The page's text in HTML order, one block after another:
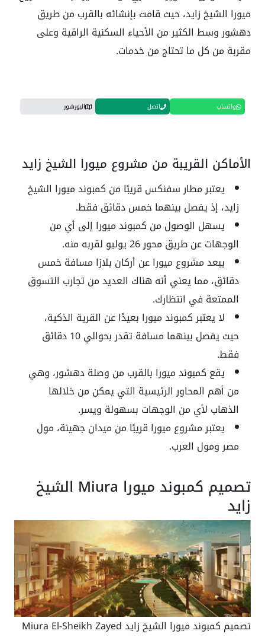
ميورا الشيخ زايد، حيث قامت بإنشائه بالقرب من طريق
دهشور وسط الكثير من الأحياء السكنية الراقية وعلى
مقربة من كل ما تحتاج من خدمات.
واتساب اتصل البورشور
الأماكن القريبة من مشروع ميورا الشيخ زايد
يعتبر مطار سفنكس قريبًا من كمبوند ميورا الشيخ
زايد، إذ يفصل بينهما خمس دقائق فقط.
يسهل الوصول من كمبوند ميورا إلى أي من
الوجهات عن طريق محور 26 يوليو لقربه منه.
يبعد مشروع ميورا عن أركان بلازا مسافة خمس
دقائق، مما يعني أنه هناك العديد من تجارب التسوق
الممتعة في انتظارك.
لا يعتبر كمبوند ميورا بعيدًا عن القرية الذكية،
حيث يفصل بينهما مسافة تقدر بحوالي 10 دقائق
فقط.
يقع كمبوند ميورا بالقرب من وصلة دهشور، وهي
من أهم المحاور الرئيسية التي يمكن من خلالها
الذهاب لأي من الوجهات بسهولة ويسر.
يعتبر مشروع ميورا قريبًا من ميدان جهينة، مول
مصر ومول العرب.
تصميم كمبوند ميورا Miura الشيخ
زايد
تصميم كمبوند ميورا الشيخ زايد Miura El-Sheikh Zayed